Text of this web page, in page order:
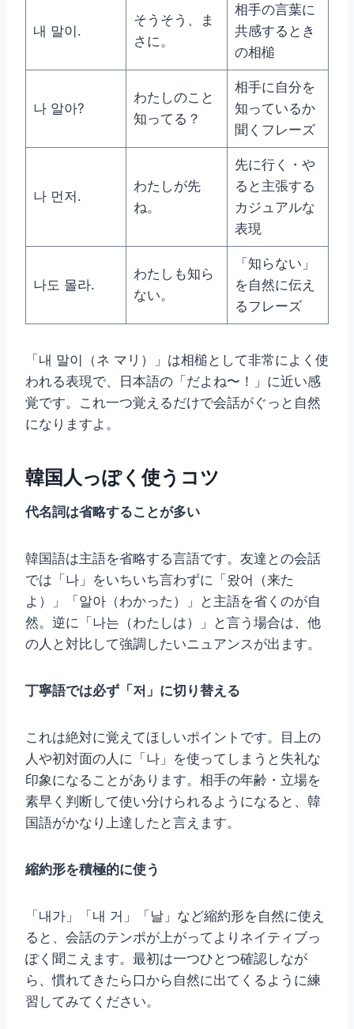
내 말이.
そうそう、ま
さに。
相手の言葉に
共感するとき
の相槌
나 알아?
わたしのこと
知ってる？
相手に自分を
知っているか
聞くフレーズ
나 먼저.
わたしが先
ね。
先に行く・や
ると主張する
カジュアルな
表現
나도 몰라.
わたしも知ら
ない。
「知らない」
を自然に伝え
るフレーズ
「내 말이（ネ マリ）」は相槌として非常によく使
われる表現で、日本語の「だよね〜！」に近い感
覚です。これ一つ覚えるだけで会話がぐっと自然
になりますよ。
韓国人っぽく使うコツ
代名詞は省略することが多い
韓国語は主語を省略する言語です。友達との会話
では「나」をいちいち言わずに「왔어（来た
よ）」「알아（わかった）」と主語を省くのが自
然。逆に「나는（わたしは）」と言う場合は、他
の人と対比して強調したいニュアンスが出ます。
丁寧語では必ず「저」に切り替える
これは絶対に覚えてほしいポイントです。目上の
人や初対面の人に「나」を使ってしまうと失礼な
印象になることがあります。相手の年齢・立場を
素早く判断して使い分けられるようになると、韓
国語がかなり上達したと言えます。
縮約形を積極的に使う
「내가」「내 거」「날」など縮約形を自然に使え
ると、会話のテンポが上がってよりネイティブっ
ぽく聞こえます。最初は一つひとつ確認しなが
ら、慣れてきたら口から自然に出てくるように練
習してみてください。